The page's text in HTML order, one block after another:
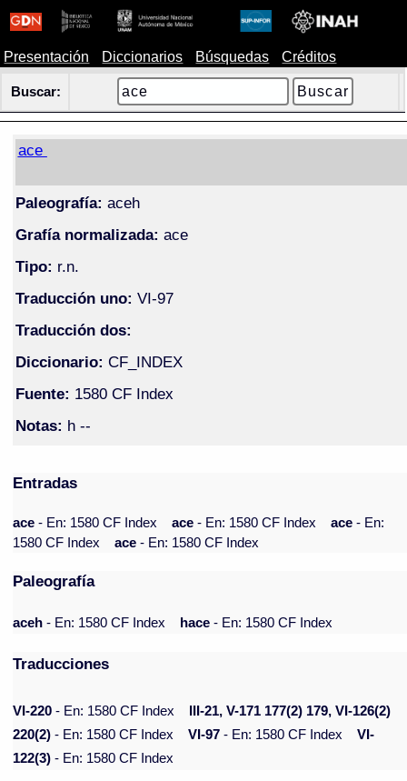
Presentación Diccionarios Búsquedas Créditos
Buscar:
ace
Paleografía: aceh
Grafía normalizada: ace
Tipo: r.n.
Traducción uno: VI-97
Traducción dos:
Diccionario: CF_INDEX
Fuente: 1580 CF Index
Notas: h --
Entradas
ace- En: 1580 CF Index ace- En: 1580 CF Index ace- En:
1580 CF Index
ace- En: 1580 CF Index
Paleografía
aceh - En: 1580 CF Index hace - En: 1580 CF Index
Traducciones
VI-220 - En: 1580 CF Index
III-21, V-171 177(2) 179, VI-126(2)
220(2) - En: 1580 CF Index VI-97 - En: 1580 CF Index
VI-
122(3) - En: 1580 CF Index